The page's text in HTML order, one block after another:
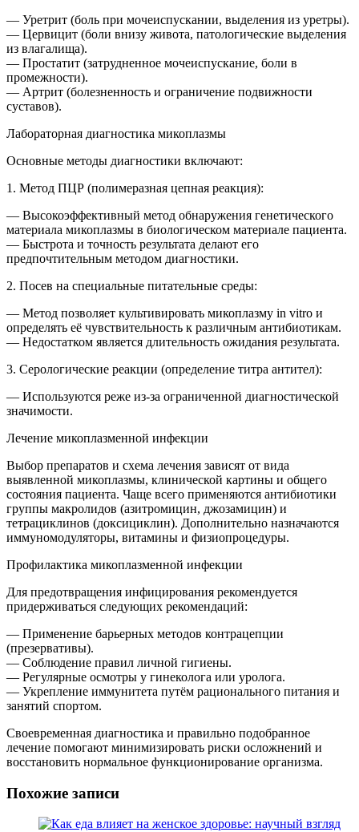
— Уретрит (боль при мочеиспускании, выделения из уретры).
— Цервицит (боли внизу живота, патологические выделения
из влагалища).
— Простатит (затрудненное мочеиспускание, боли в
промежности).
— Артрит (болезненность и ограничение подвижности
суставов).
Лабораторная диагностика микоплазмы
Основные методы диагностики включают:
1. Метод ПЦР (полимеразная цепная реакция):
— Высокоэффективный метод обнаружения генетического
материала микоплазмы в биологическом материале пациента.
— Быстрота и точность результата делают его
предпочтительным методом диагностики.
2. Посев на специальные питательные среды:
— Метод позволяет культивировать микоплазму in vitro и
определять её чувствительность к различным антибиотикам.
— Недостатком является длительность ожидания результата.
3. Серологические реакции (определение титра антител):
— Используются реже из-за ограниченной диагностической
значимости.
Лечение микоплазменной инфекции
Выбор препаратов и схема лечения зависят от вида
выявленной микоплазмы, клинической картины и общего
состояния пациента. Чаще всего применяются антибиотики
группы макролидов (азитромицин, джозамицин) и
тетрациклинов (доксициклин). Дополнительно назначаются
иммуномодуляторы, витамины и физиопроцедуры.
Профилактика микоплазменной инфекции
Для предотвращения инфицирования рекомендуется
придерживаться следующих рекомендаций:
— Применение барьерных методов контрацепции
(презервативы).
— Соблюдение правил личной гигиены.
— Регулярные осмотры у гинеколога или уролога.
— Укрепление иммунитета путём рационального питания и
занятий спортом.
Своевременная диагностика и правильно подобранное
лечение помогают минимизировать риски осложнений и
восстановить нормальное функционирование организма.
Похожие записи